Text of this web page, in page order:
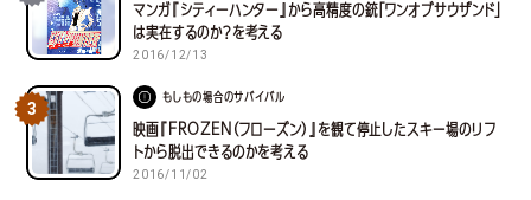
マンガ『シティーハンター』から高精度の銃「ワンオブサウザンド」
は実在するのか？を考える
2016/12/13
3
もしもの場合のサバイバル
映画『FROZEN（フローズン）』を観て停止したスキー場のリフ
トから脱出できるのかを考える
2016/11/02